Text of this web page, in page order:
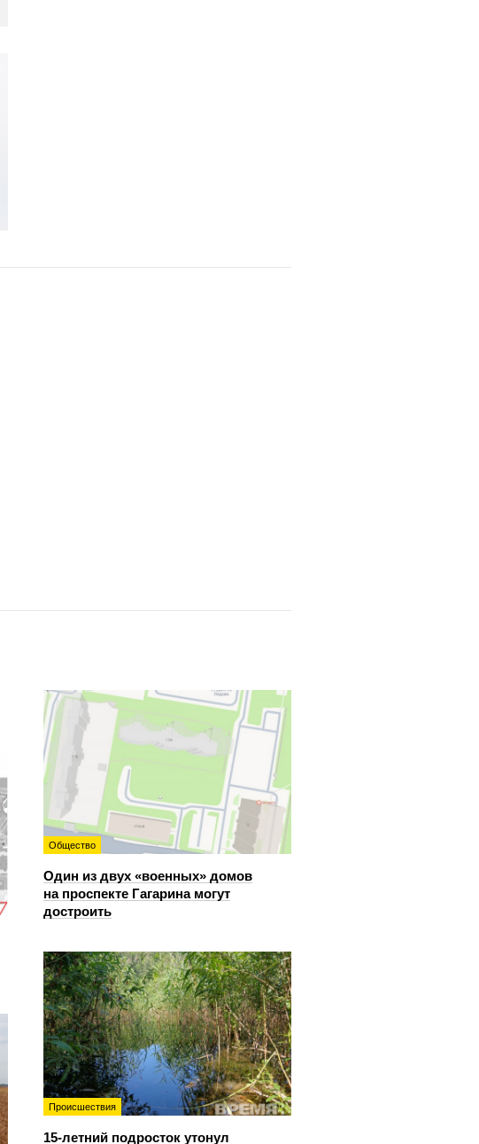
Общество
Один из двух «военных» домов
на проспекте Гагарина могут
достроить
Происшествия
15-летний подросток утонул